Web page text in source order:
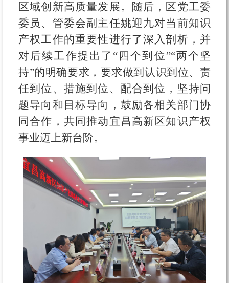
区域创新高质量发展。随后，区党工委
委员、管委会副主任姚迎九对当前知识
产权工作的重要性进行了深入剖析，并
对后续工作提出了“四个到位”“两个坚
持”的明确要求，要求做到认识到位、责
任到位、措施到位、配合到位，坚持问
题导向和目标导向，鼓励各相关部门协
同合作，共同推动宜昌高新区知识产权
事业迈上新台阶。